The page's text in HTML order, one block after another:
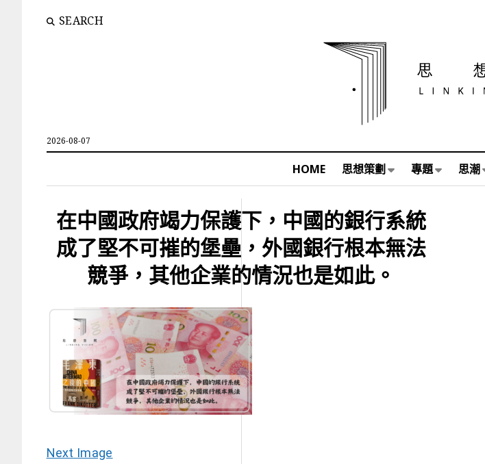
SEARCH
2026-08-07
HOME 思想策劃 專題 思潮
在中國政府竭力保護下，中國的銀行系統
成了堅不可摧的堡壘，外國銀行根本無法
競爭，其他企業的情況也是如此。
Next Image